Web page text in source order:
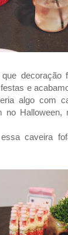
decoração
e
algo com
Halloween,
caveira